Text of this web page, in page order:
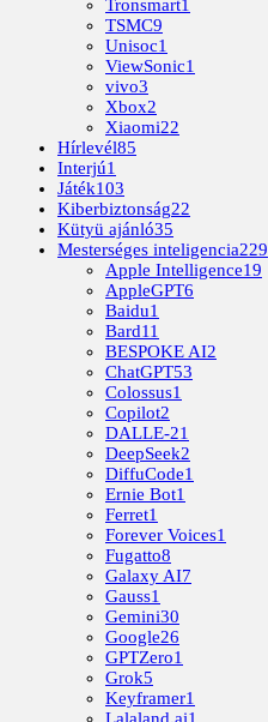
Tronsmart1
TSMC9
Unisoc1
ViewSonic1
vivo3
Xbox2
Xiaomi22
Hírlevél85
Interjú1
Játék103
Kiberbiztonság22
Kütyü ajánló35
Mesterséges inteligencia229
Apple Intelligence19
AppleGPT6
Baidu1
Bard11
BESPOKE AI2
ChatGPT53
Colossus1
Copilot2
DALLE-21
DeepSeek2
DiffuCode1
Ernie Bot1
Ferret1
Forever Voices1
Fugatto8
Galaxy AI7
Gauss1
Gemini30
Google26
GPTZero1
Grok5
Keyframer1
Lalaland.ai1